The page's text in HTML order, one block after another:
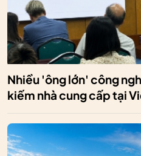
Nhiều 'ông lớn' công
kiếm nhà cung cấp tại